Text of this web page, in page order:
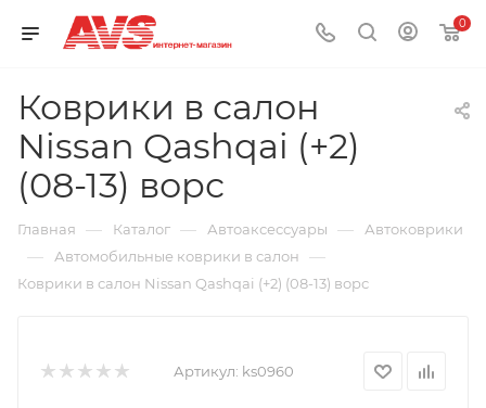
0
Коврики в салон
Nissan Qashqai (+2)
(08-13) ворс
Главная — Каталог — Автоаксессуары — Автоковрики
— Автомобильные коврики в салон —
Коврики в салон Nissan Qashqai (+2) (08-13) ворс
Артикул: ks0960